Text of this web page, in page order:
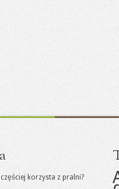
korzysta z pralni?